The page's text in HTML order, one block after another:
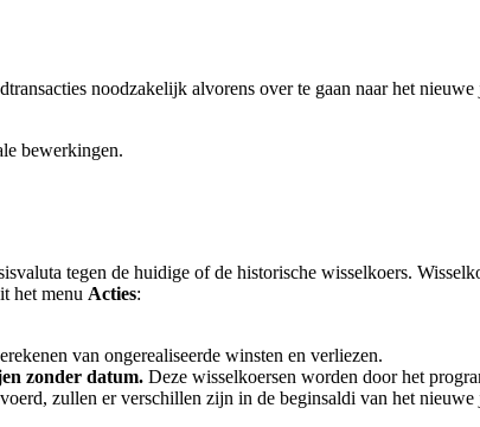
noodzakelijk alvorens over te gaan naar het
bewerkingen.
tegen de huidige of de historische wisselkoers.
het menu Acties:
van ongerealiseerde winsten en verliezen.
zonder datum. Deze wisselkoersen worden door het
zullen er verschillen zijn in de beginsaldi van het nieuwe